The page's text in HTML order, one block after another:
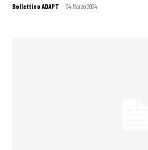
Bollettino ADAPT - 04 Marzo 2024